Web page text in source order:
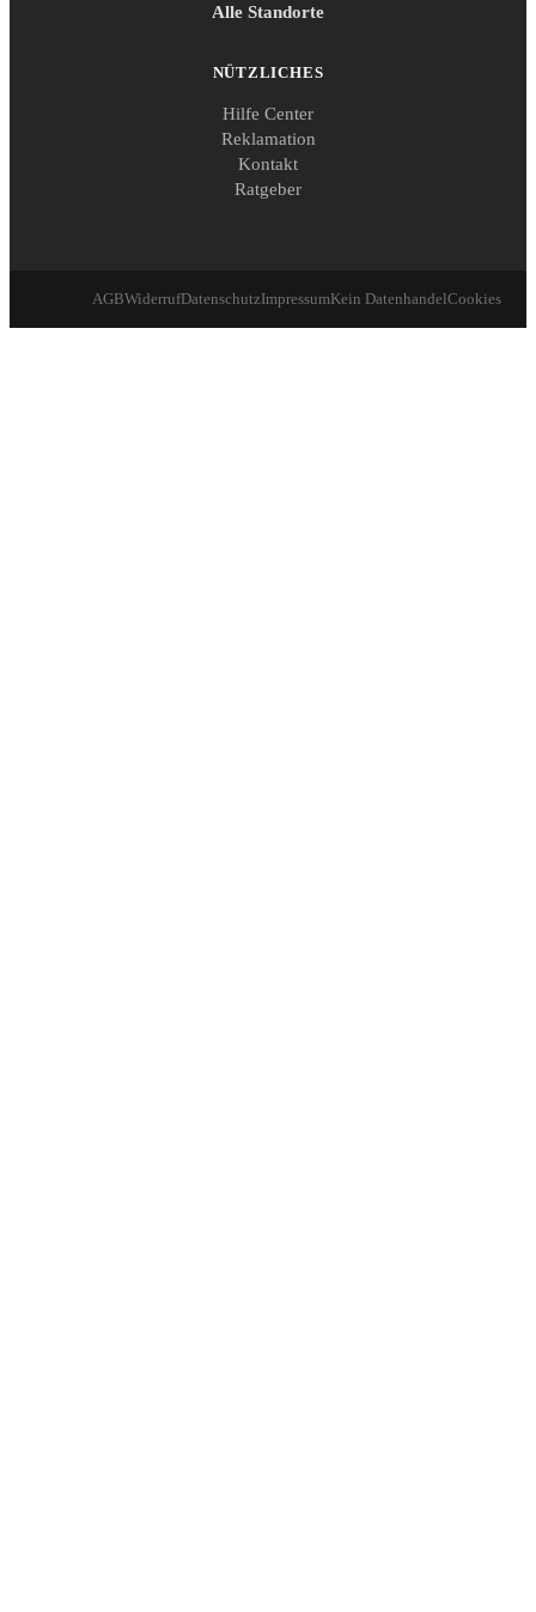
Alle Standorte
NÜTZLICHES
Hilfe Center
Reklamation
Kontakt
Ratgeber
AGBWiderrufDatenschutzImpressumKein DatenhandelCookies